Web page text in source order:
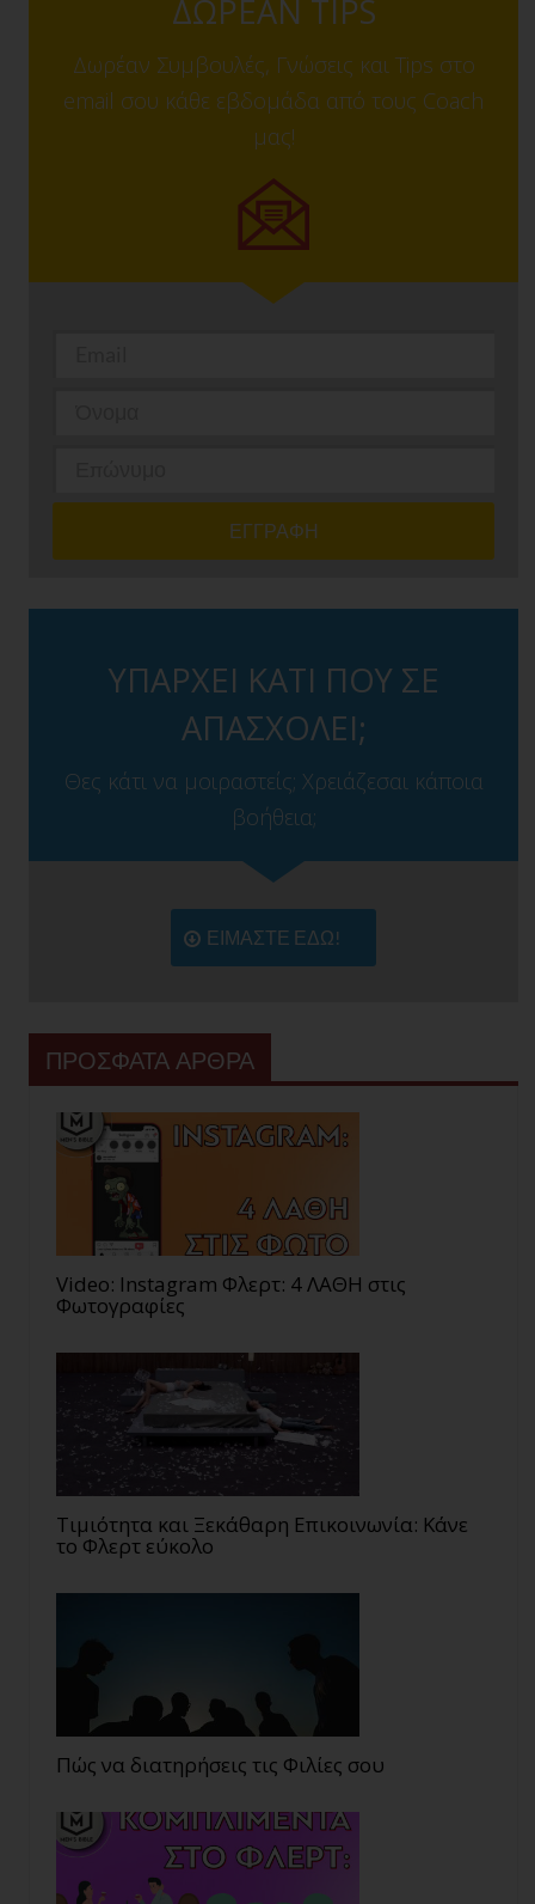
ΔΩΡΕΑΝ TIPS
Δωρέαν Συμβουλές, Γνώσεις και Tips στο
email σου κάθε εβδομάδα από τους Coach
μας!
ΥΠΑΡΧΕΙ ΚΑΤΙ ΠΟΥ ΣΕ
ΑΠΑΣΧΟΛΕΙ;
Θες κάτι να μοιραστείς; Χρειάζεσαι κάποια
βοήθεια;
ΕΙΜΑΣΤΕ ΕΔΩ!
ΠΡΟΣΦΑΤΑ ΑΡΘΡΑ
Video: Instagram Φλερτ: 4 ΛΑΘΗ στις
Φωτογραφίες
Τιμιότητα και Ξεκάθαρη Επικοινωνία: Κάνε
το Φλερτ εύκολο
Πώς να διατηρήσεις τις Φιλίες σου